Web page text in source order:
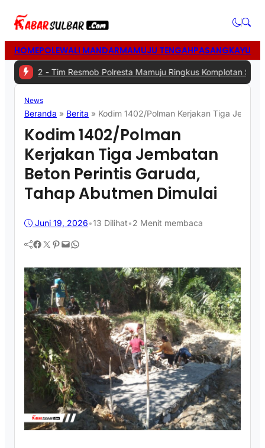
HOMEPOLEWALI MANDARMAMUJU TENGAHPASANGKAYU
Tim Resmob Polresta Mamuju Ringkus Komplotan Spesialis
News
Beranda » Berita » Kodim 1402/Polman Kerjakan Tiga
Kodim 1402/Polman
Kerjakan Tiga Jembatan
Beton Perintis Garuda,
Tahap Abutmen Dimulai
Juni 19, 2026•13 Dilihat•2 Menit membaca
Facebook Twitter Pinterest Mail WhatsApp